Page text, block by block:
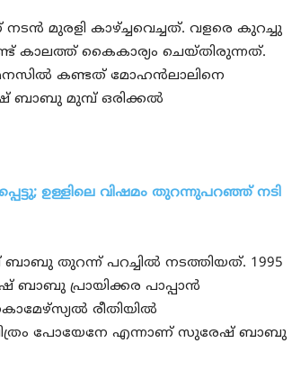
നടൻ മുരളി കാഴ്ച്ചവെച്ചത്. വളരെ കുറച്ചു
കാലത്ത് കൈകാര്യം ചെയ്തിരുന്നത്.
മനസിൽ കണ്ടത് മോഹൻലാലിനെ
ബാബു മുമ്പ് ഒരിക്കൽ
ഉള്ളിലെ വിഷമം തുറന്നുപറഞ്ഞ് നടി
തുറന്ന് പറച്ചിൽ നടത്തിയത്. 1995
പ്രായിക്കര പാപ്പാൻ
രീതിയിൽ
ചിത്രം പോയേനേ എന്നാണ് സുരേഷ് ബാബു